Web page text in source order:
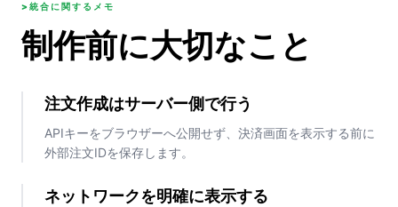
>統合に関するメモ
制作前に大切なこと
注文作成はサーバー側で行う
APIキーをブラウザーへ公開せず、決済画面を表示する前に
外部注文IDを保存します。
ネットワークを明確に表示する